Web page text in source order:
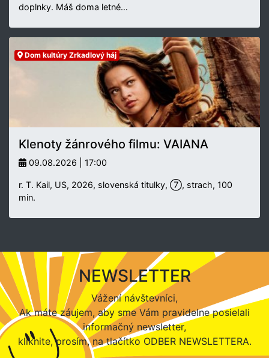
doplnky. Máš doma letné…
Dom kultúry Zrkadlový háj
Klenoty žánrového filmu: VAIANA
09.08.2026 | 17:00
r. T. Kail, US, 2026, slovenská titulky, ⑦, strach, 100
min.
NEWSLETTER
Vážení návštevníci,
Ak máte záujem, aby sme Vám pravidelne posielali
informačný newsletter,
kliknite, prosím, na tlačítko ODBER NEWSLETTERA.